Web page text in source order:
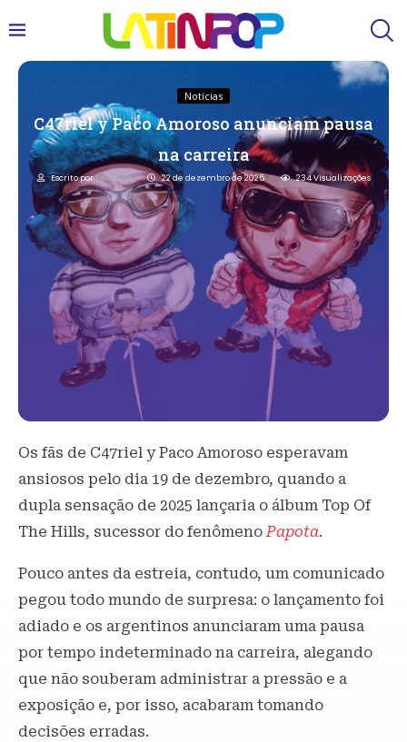
Notícias
C47riel y Paco Amoroso anunciam pausa
na carreira
Escrito porRedacao 22 de dezembro de 2025 234Visualizações
Os fãs de C47riel y Paco Amoroso esperavam
ansiosos pelo dia 19 de dezembro, quando a
dupla sensação de 2025 lançaria o álbum Top Of
The Hills, sucessor do fenômeno Papota.
Pouco antes da estreia, contudo, um comunicado
pegou todo mundo de surpresa: o lançamento foi
adiado e os argentinos anunciaram uma pausa
por tempo indeterminado na carreira, alegando
que não souberam administrar a pressão e a
exposição e, por isso, acabaram tomando
decisões erradas.